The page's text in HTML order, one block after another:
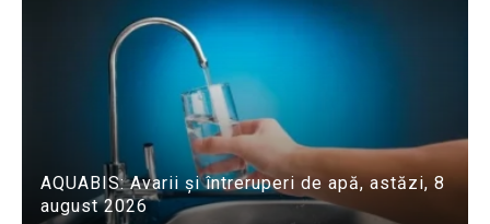
AQUABIS: Avarii și întreruperi de apă, astăzi, 8
august 2026